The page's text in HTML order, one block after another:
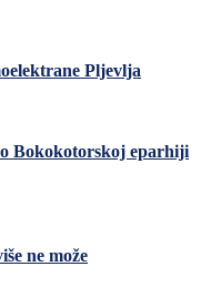
Pljevlja
Bokokotorskoj eparhiji
ne može